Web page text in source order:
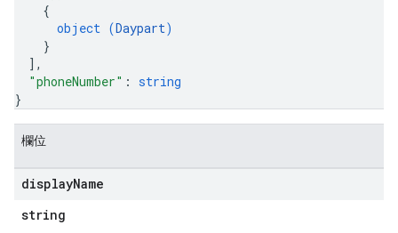
{
object (Daypart)
}
] ,
"phoneNumber" : string
}
欄位
displayName
string